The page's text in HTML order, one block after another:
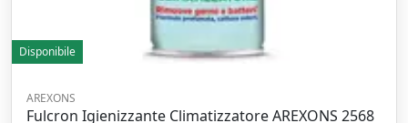
Disponibile
AREXONS
Fulcron Igienizzante Climatizzatore AREXONS 2568